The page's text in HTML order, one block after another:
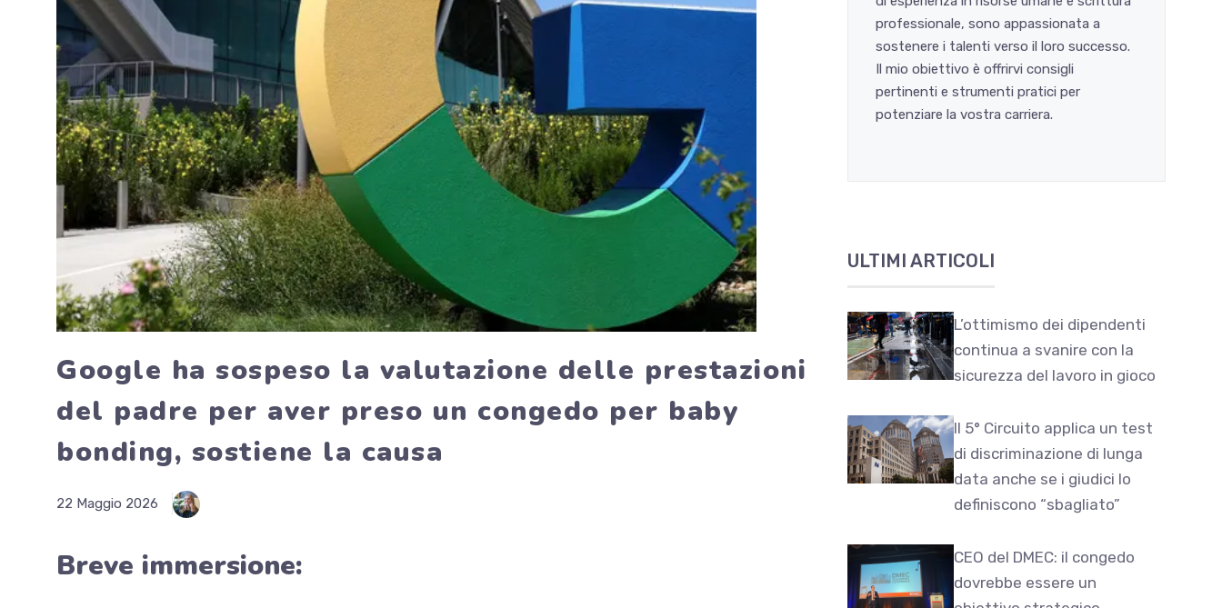
Google ha sospeso la valutazione delle prestazioni
del padre per aver preso un congedo per baby
bonding, sostiene la causa
22 Maggio 2026
Breve immersione:
professionale, sono appassionata a
sostenere i talenti verso il loro successo.
Il mio obiettivo è offrirvi consigli
pertinenti e strumenti pratici per
potenziare la vostra carriera.
ULTIMI ARTICOLI
L’ottimismo dei dipendenti
continua a svanire con la
sicurezza del lavoro in gioco
Il 5° Circuito applica un test
di discriminazione di lunga
data anche se i giudici lo
definiscono “sbagliato”
CEO del DMEC: il congedo
dovrebbe essere un